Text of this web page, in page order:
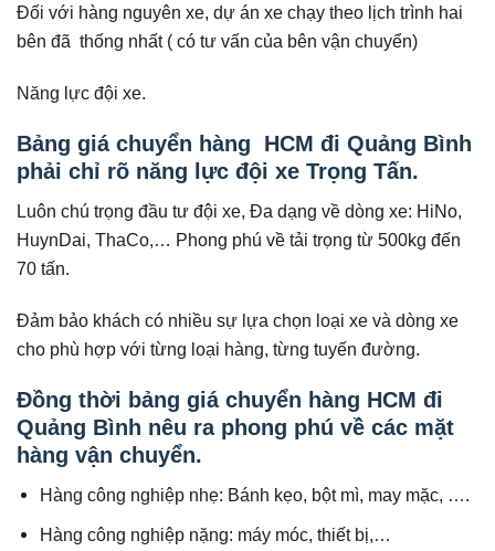
Đối với hàng nguyên xe, dự án xe chạy theo lịch trình hai
bên đã thống nhất ( có tư vấn của bên vận chuyển)
Năng lực đội xe.
Bảng giá chuyển hàng HCM đi Quảng Bình
phải chỉ rõ năng lực đội xe Trọng Tấn.
Luôn chú trọng đầu tư đội xe, Đa dạng về dòng xe: HiNo,
HuynDai, ThaCo,… Phong phú về tải trọng từ 500kg đến
70 tấn.
Đảm bảo khách có nhiều sự lựa chọn loại xe và dòng xe
cho phù hợp với từng loại hàng, từng tuyến đường.
Đồng thời bảng giá chuyển hàng HCM đi
Quảng Bình nêu ra phong phú về các mặt
hàng vận chuyển.
Hàng công nghiệp nhẹ: Bánh kẹo, bột mì, may mặc, ….
Hàng công nghiệp nặng: máy móc, thiết bị,…